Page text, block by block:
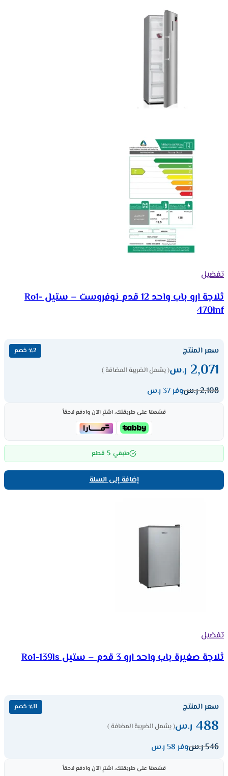
تفضيل
ثلاجة ارو باب واحد 12 قدم نوفروست – ستيل Ro1-
470lnf
سعر المنتج ٪2 خصم
2,071 ر.س( يشمل الضريبة المضافة )
2,108ر.سوفر 37 ر.س
قسّمها على طريقتك، اشترِ الآن وادفع لاحقاً
متبقي 5 قطع
إضافة إلى السلة
تفضيل
ثلاجة صغيرة باب واحد ارو 3 قدم – ستيل Ro1-139ls
سعر المنتج ٪11 خصم
488 ر.س( يشمل الضريبة المضافة )
546ر.سوفر 58 ر.س
قسّمها على طريقتك، اشترِ الآن وادفع لاحقاً